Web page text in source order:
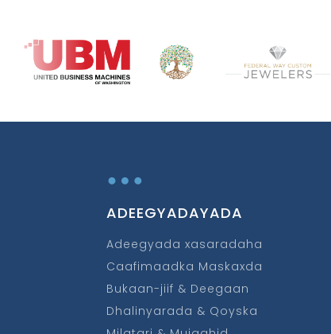
…
ADEEGYADAYADA
Adeegyada xasaradaha
Caafimaadka Maskaxda
Bukaan-jiif & Deegaan
Dhalinyarada & Qoyska